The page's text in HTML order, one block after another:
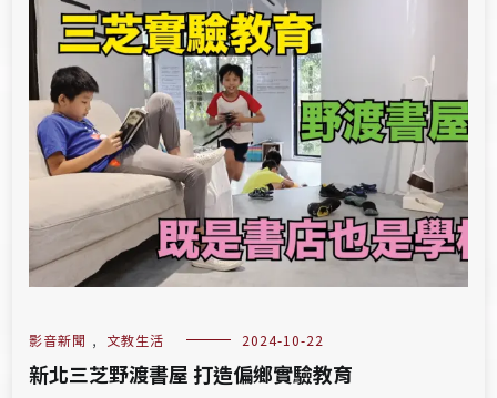
影音新聞 , 文教生活 2024-10-22
新北三芝野渡書屋 打造偏鄉實驗教育